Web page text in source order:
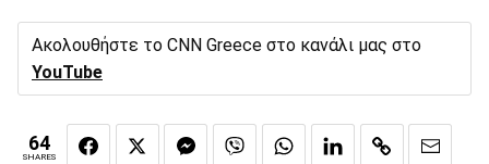
Ακολουθήστε το CNN Greece στο κανάλι μας στο
YouTube
64
SHARES